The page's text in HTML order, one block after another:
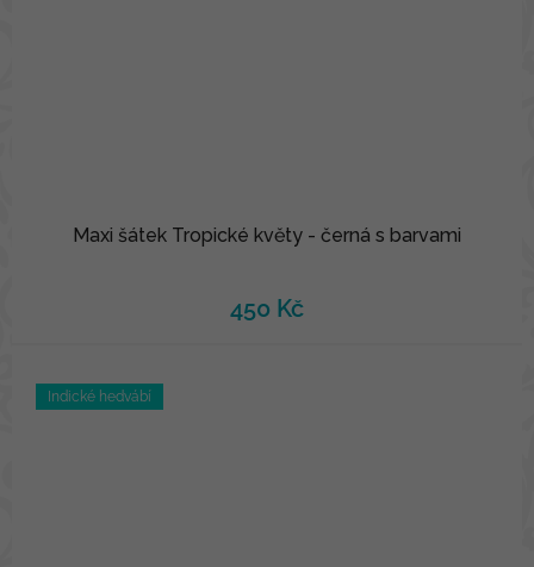
Maxi šátek Tropické květy - černá s barvami
450 Kč
Indické hedvábí